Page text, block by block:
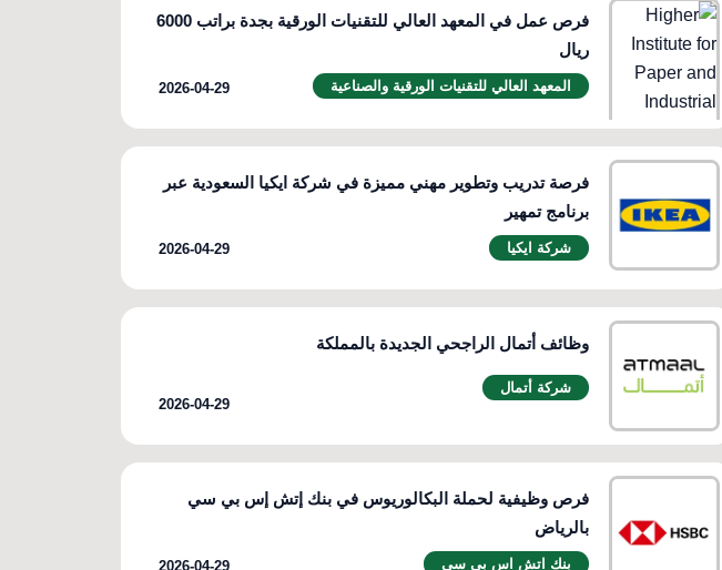
فرص عمل في المعهد العالي للتقنيات الورقية بجدة براتب 6000
ريال
المعهد العالي للتقنيات الورقية والصناعية 2026-04-29
فرصة تدريب وتطوير مهني مميزة في شركة ايكيا السعودية عبر
برنامج تمهير
شركة ايكيا 2026-04-29
وظائف أتمال الراجحي الجديدة بالمملكة
شركة أتمال
2026-04-29
فرص وظيفية لحملة البكالوريوس في بنك إتش إس بي سي
بالرياض
بنك اتش اس بي سي 2026-04-29